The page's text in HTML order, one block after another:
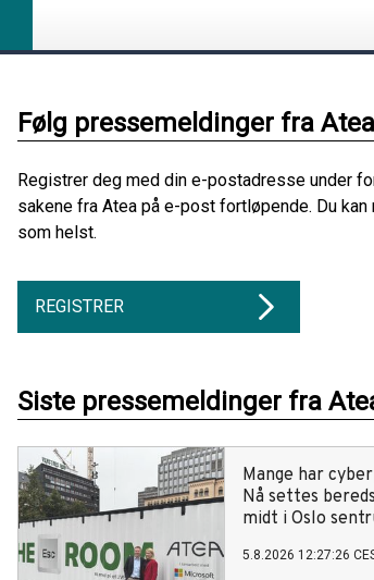
Følg pressemeldinger fra Atea
Registrer deg med din e-postadresse under
sakene fra Atea på e-post fortløpende. Du kan
som helst.
REGISTRER
Siste pressemeldinger fra
Mange har
Nå settes
midt i Oslo
5.8.2026 12:27:26